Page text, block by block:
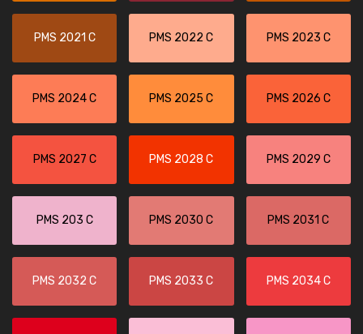
PMS 2021 C PMS 2022 C PMS 2023 C
PMS 2024 C PMS 2025 C PMS 2026 C
PMS 2027 C PMS 2028 C PMS 2029 C
PMS 203 C PMS 2030 C PMS 2031 C
PMS 2032 C PMS 2033 C PMS 2034 C